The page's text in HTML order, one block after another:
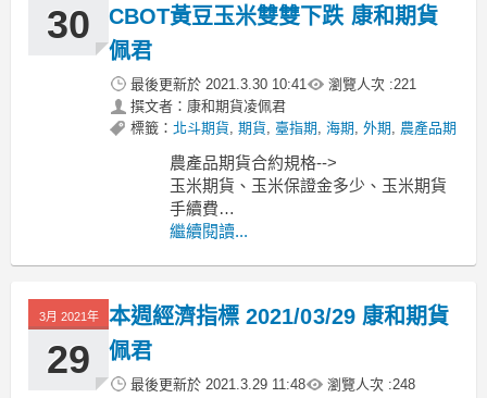
30
CBOT黃豆玉米雙雙下跌 康和期貨
佩君
最後更新於 2021.3.30 10:41 瀏覽人次 :221
撰文者：康和期貨凌佩君
標籤： 北斗期貨, 期貨, 臺指期, 海期, 外期, 農產品期
農產品期貨合約規格-->
玉米期貨、玉米保證金多少、玉米期貨
手續費
小麥期貨、小麥保證金多少、小麥期貨
手續費
----------------------------------------------
繼續閱讀...
3月 2021年
29
本週經濟指標 2021/03/29 康和期貨
佩君
最後更新於 2021.3.29 11:48 瀏覽人次 :248